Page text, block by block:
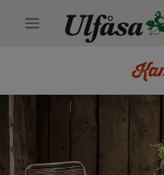
Innemöbler
Inredning